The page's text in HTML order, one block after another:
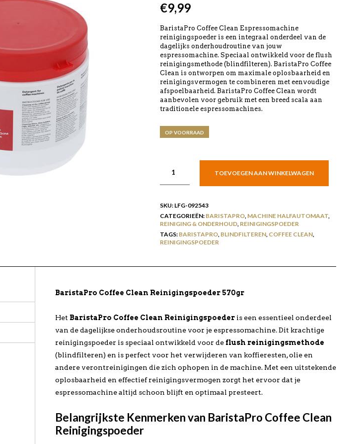
€9,99
BaristaPro Coffee Clean Espressomachine
reinigingspoeder is een integraal onderdeel van de
dagelijks onderhoudroutine van jouw
espressomachine. Speciaal ontwikkeld voor de flush
reinigingsmethode (blindfilteren). BaristaPro Coffee
Clean is ontworpen om maximale oplosbaarheid en
reinigingsvermogen te combineren met eenvoudige
afspoelbaarheid. BaristaPro Coffee Clean wordt
aanbevolen voor gebruik met een breed scala aan
traditionele espressomachines.
OP VOORRAAD
TOEVOEGEN AAN WINKELWAGEN
SKU: LFG-092543
CATEGORIEËN: BARISTAPRO, MACHINE HALFAUTOMAAT,
REINIGING & ONDERHOUD, REINIGINGSPOEDER
TAGS: BARISTAPRO, BLINDFILTEREN, COFFEE CLEAN,
REINIGINGSPOEDER
BaristaPro Coffee Clean Reinigingspoeder 570gr
Het BaristaPro Coffee Clean Reinigingspoeder is een essentieel onderdeel
van de dagelijkse onderhoudsroutine voor je espressomachine. Dit krachtige
reinigingspoeder is speciaal ontwikkeld voor de flush reinigingsmethode
(blindfilteren) en is perfect voor het verwijderen van koffieresten, olie en
andere verontreinigingen die zich ophopen in de machine. Met een uitstekende
oplosbaarheid en effectief reinigingsvermogen zorgt het ervoor dat je
espressomachine altijd schoon blijft en optimaal presteert.
Belangrijkste Kenmerken van BaristaPro Coffee Clean
Reinigingspoeder